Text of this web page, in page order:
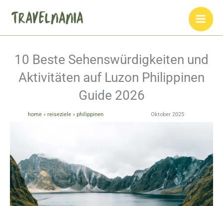
Inhalt
springen
10 Beste Sehenswürdigkeiten und
Aktivitäten auf Luzon Philippinen
Guide 2026
home »reiseziele »philippinen Oktober 2025